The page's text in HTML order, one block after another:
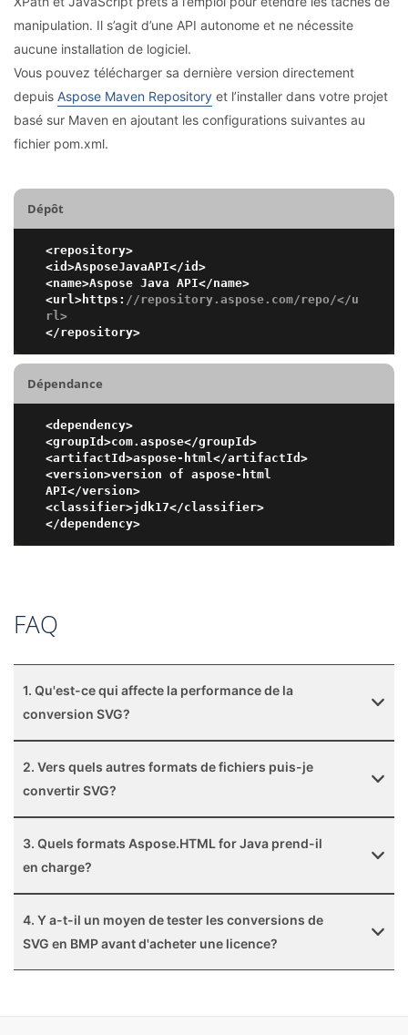
manipulation. Il s’agit d’une API autonome et ne nécessite
aucune installation de logiciel.
Vous pouvez télécharger sa dernière version directement
depuis Aspose Maven Repository et l’installer dans votre projet
basé sur Maven en ajoutant les configurations suivantes au
fichier pom.xml.
Dépôt
<repository>
<id>AsposeJavaAPI</id>
<name>Aspose Java API</name>
<url>https: //repository.aspose.com/repo/</u
rl>
Dépendance
<dependency>
<groupId>com.aspose</groupId>
<artifactId>aspose-html</artifactId>
<version>version of aspose-html
API</version>
<classifier>jdk17</classifier>
FAQ
1. Qu'est-ce qui affecte la performance de la
conversion SVG?
2. Vers quels autres formats de fichiers puis-je
convertir SVG?
3. Quels formats Aspose.HTML for Java prend-il
en charge?
4. Y a-t-il un moyen de tester les conversions de
SVG en BMP avant d'acheter une licence?